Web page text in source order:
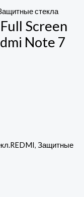
стекла
Screen
Note 7
, Защитные